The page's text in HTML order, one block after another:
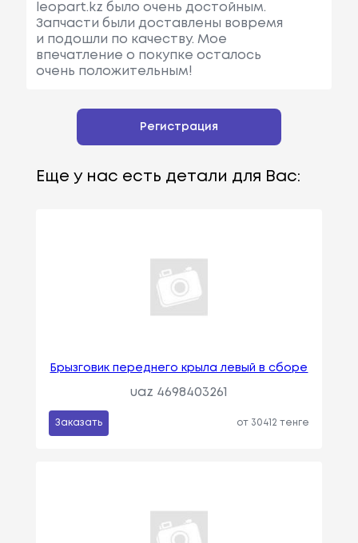
leopart.kz было очень достойным.
Запчасти были доставлены вовремя
и подошли по качеству. Мое
впечатление о покупке осталось
очень положительным!
Регистрация
Еще у нас есть детали для Вас:
Брызговик переднего крыла левый в сборе
uaz 4698403261
Заказать от 30412 тенге